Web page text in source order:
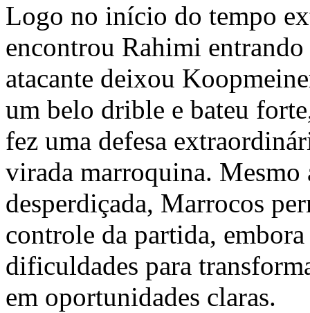
Logo no início do tempo
encontrou Rahimi
atacante deixou
um belo drible e bateu
fez uma defesa
virada marroquina. Mesmo
desperdiçada, Marrocos
controle da partida, embora
dificuldades para
em oportunidades claras.